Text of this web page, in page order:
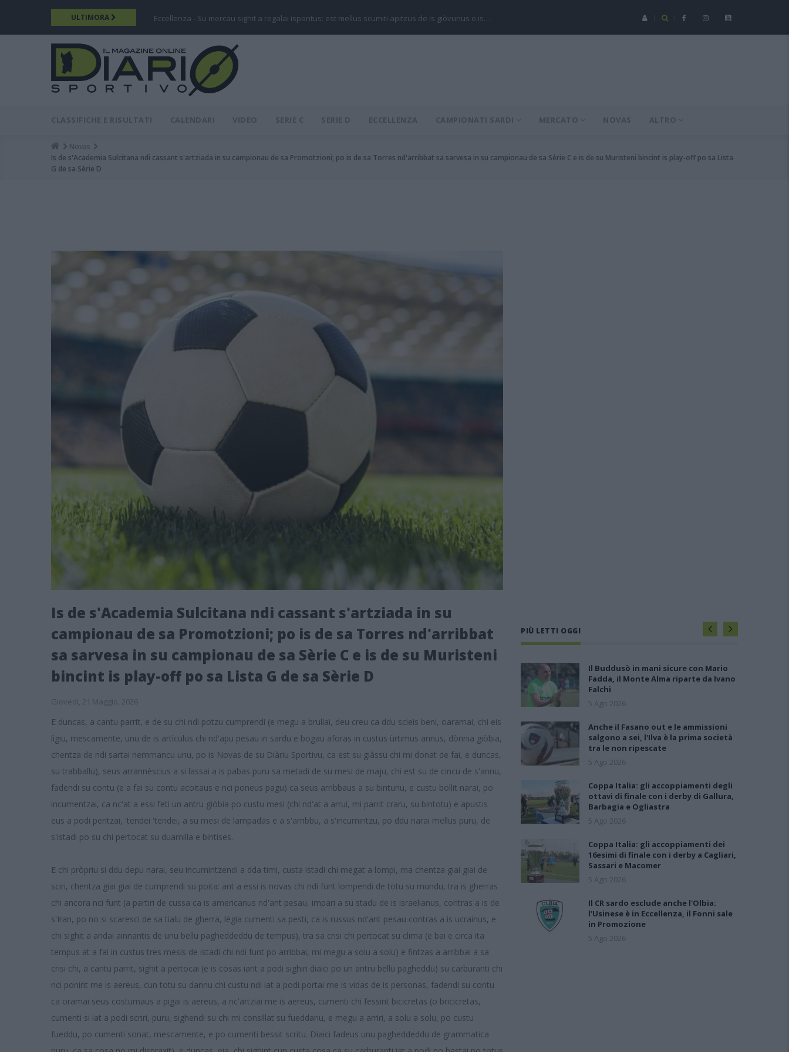
contenuto
ULTIMORA Eccellenza - Su mercau sighit a regalai ispantus: est mellus scumiti apitzus de is giòvunus o is… Serie C - Coppa Italia: Spezia-Torres posticipata a domenica 16
MAIN
MENU
CLASSIFICHE E RISULTATI CALENDARI VIDEO SERIE C SERIE D ECCELLENZA CAMPIONATI SARDI MERCATO NOVAS ALTRO
Breadcrumb
Novas
Is de s'Academia Sulcitana ndi cassant s'artziada in su campionau de sa Promotzioni; po is de sa Torres nd'arribbat sa sarvesa in su campionau de sa Sèrie C e is de su Muristeni bincint is play-off po sa Lista
G de sa Sèrie D
Is de s'Academia Sulcitana ndi cassant s'artziada in su
campionau de sa Promotzioni; po is de sa Torres nd'arribbat
sa sarvesa in su campionau de sa Sèrie C e is de su Muristeni
bincint is play-off po sa Lista G de sa Sèrie D
Giovedì, 21 Maggio, 2026
E duncas, a cantu parrit, e de su chi ndi potzu cumprendi (e megu a brullai, deu creu ca ddu scieis beni, oaramai, chi eis
lìgiu, mescamente, unu de is artìculus chi nd'apu pesau in sardu e bogau aforas in custus ùrtimus annus, dònnia giòbia,
chentza de ndi sartai nemmancu unu, po is Novas de su Diàriu Sportivu, ca est su giàssu chi mi donat de fai, e duncas,
su trabballu), seus arrannèscius a si lassai a is pabas puru sa metadi de su mesi de maju, chi est su de cincu de s'annu,
fadendi su contu (e a fai su contu acoitaus e nci poneus pagu) ca seus arribbaus a su bintunu, e custu bollit narai, po
incumentzai, ca nc'at a essi feti un antru giòbia po custu mesi (chi nd'at a arrui, mi parrit craru, su bintotu) e apustis
eus a podi pentzai, 'tendei 'tendei, a su mesi de lampadas e a s'arribbu, a s'incumintzu, po ddu narai mellus puru, de
s'istadi po su chi pertocat su duamilla e bintises.
E chi pròpriu si ddu depu narai, seu incumintzendi a dda timi, custa istadi chi megat a lompi, ma chentza giai giai de
sciri, chentza giai giai de cumprendi su poita: ant a essi is novas chi ndi funt lompendi de totu su mundu, tra is gherras
chi ancora nci funt (a partiri de cussa ca is americanus nd'ant pesau, impari a su stadu de is israelianus, contras a is de
s'Iran, po no si scaresci de sa tialu de gherra, lègia cumenti sa pesti, ca is russus nd'ant pesau contras a is ucrainus, e
chi sighit a andai ainnantis de unu bellu pagheddeddu de tempus), tra sa crisi chi pertocat su clima (e bai e circa ita
tempus at a fai in custus tres mesis de istadi chi ndi funt po arribbai, mi megu a solu a solu) e fintzas a arribbai a sa
crisi chi, a cantu parrit, sighit a pertocai (e is cosas iant a podi sighiri diaici po un antru bellu pagheddu) su carburanti chi
nci ponint me is aereus, cun totu su dannu chi custu ndi iat a podi portai me is vidas de is personas, fadendi su contu
ca oramai seus costumaus a pigai is aereus, a nc'artziai me is aereus, cumenti chi fessint bicicretas (o bricicretas,
cumenti si iat a podi scriri, puru, sighendi su chi mi consillat su fueddariu, e megu a arriri, a solu a solu, po custu
fueddu, po cumenti sonat, mescamente, e po cumenti bessit scritu. Diaici fadeus unu pagheddeddu de grammatica
PIÙ LETTI OGGI
Il Buddusò in mani sicure con Mario
Fadda, il Monte Alma riparte da Ivano
Falchi
5 Ago 2026
Anche il Fasano out e le ammissioni
salgono a sei, l'Ilva è la prima società
tra le non ripescate
5 Ago 2026
Coppa Italia: gli accoppiamenti degli
ottavi di finale con i derby di Gallura,
Barbagia e Ogliastra
5 Ago 2026
Coppa Italia: gli accoppiamenti dei
16esimi di finale con i derby a Cagliari,
Sassari e Macomer
5 Ago 2026
Il CR sardo esclude anche l'Olbia:
l'Usinese è in Eccellenza, il Fonni sale
in Promozione
5 Ago 2026